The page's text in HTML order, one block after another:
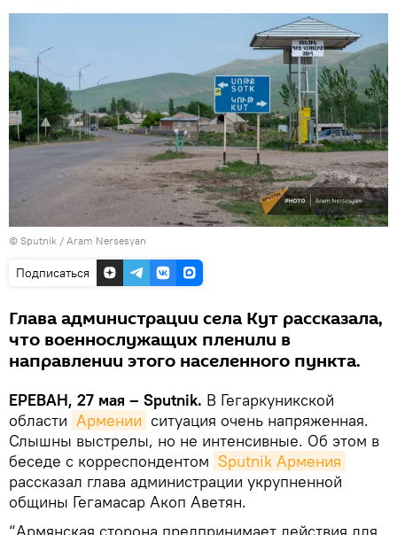
© Sputnik / Aram Nersesyan
Подписаться
Глава администрации села Кут рассказала,
что военнослужащих пленили в
направлении этого населенного пункта.
ЕРЕВАН, 27 мая – Sputnik. В Гегаркуникской
области Армении ситуация очень напряженная.
Слышны выстрелы, но не интенсивные. Об этом в
беседе с корреспондентом Sputnik Армения
рассказал глава администрации укрупненной
общины Гегамасар Акоп Аветян.
“Армянская сторона предпринимает действия для